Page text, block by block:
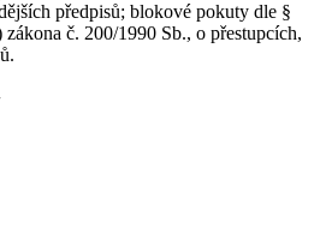
předpisů; blokové pokuty dle §
č. 200/1990 Sb., o přestupcích,